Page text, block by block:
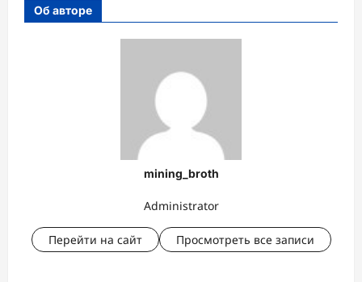
Об авторе
mining_broth
Administrator
Перейти на сайт Просмотреть все записи